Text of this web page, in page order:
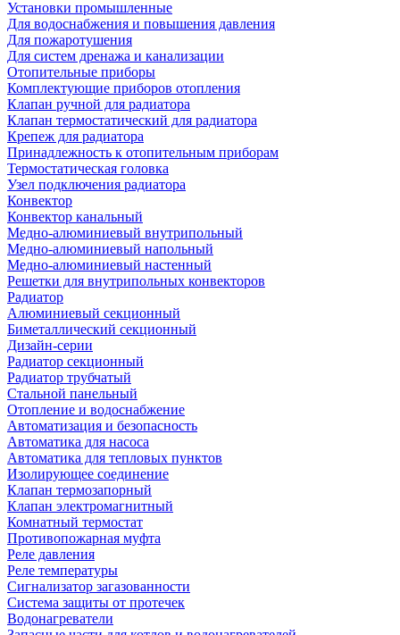
Установки промышленные
Для водоснабжения и повышения давления
Для пожаротушения
Для систем дренажа и канализации
Отопительные приборы
Комплектующие приборов отопления
Клапан ручной для радиатора
Клапан термостатический для радиатора
Крепеж для радиатора
Принадлежность к отопительным приборам
Термостатическая головка
Узел подключения радиатора
Конвектор
Конвектор канальный
Медно-алюминиевый внутрипольный
Медно-алюминиевый напольный
Медно-алюминиевый настенный
Решетки для внутрипольных конвекторов
Радиатор
Алюминиевый секционный
Биметаллический секционный
Дизайн-серии
Радиатор секционный
Радиатор трубчатый
Стальной панельный
Отопление и водоснабжение
Автоматизация и безопасность
Автоматика для насоса
Автоматика для тепловых пунктов
Изолирующее соединение
Клапан термозапорный
Клапан электромагнитный
Комнатный термостат
Противопожарная муфта
Реле давления
Реле температуры
Сигнализатор загазованности
Система защиты от протечек
Водонагреватели